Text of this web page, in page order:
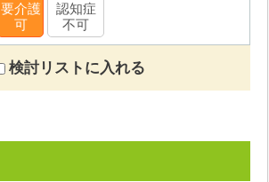
要介護
可
認知症
不可
検討リストに入れる